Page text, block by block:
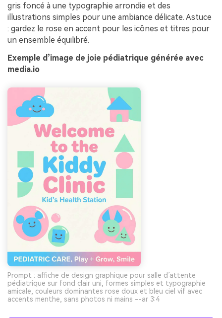
gris foncé à une typographie arrondie et des
illustrations simples pour une ambiance délicate. Astuce
: gardez le rose en accent pour les icônes et titres pour
un ensemble équilibré.
Exemple d’image de joie pédiatrique générée avec
media.io
Prompt : affiche de design graphique pour salle d’attente
pédiatrique sur fond clair uni, formes simples et typographie
amicale, couleurs dominantes rose doux et bleu ciel vif avec
accents menthe, sans photos ni mains --ar 3:4